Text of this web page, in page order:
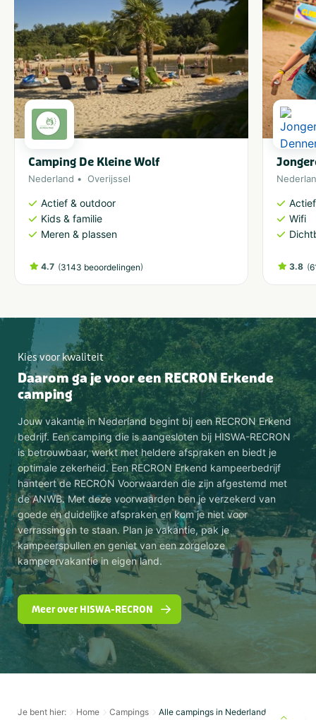
Camping De Kleine Wolf
Nederland Overijssel
Actief & outdoor
Kids & familie
Meren & plassen
4.7 (3143 beoordelingen)
Wifi
3.8 (
Kies voor kwaliteit
Daarom ga je voor een RECRON Erkende
camping
Jouw vakantie in Nederland begint bij een RECRON Erkend
bedrijf. Een camping die is aangesloten bij HISWA-RECRON
is betrouwbaar, werkt met heldere afspraken en biedt je
optimale zekerheid. Een RECRON Erkend kampeerbedrijf
hanteert de RECRON Voorwaarden die zijn afgestemd met
de ANWB. Met deze voorwaarden ben je verzekerd van
goede en duidelijke afspraken en kom je niet voor
verrassingen te staan. Plan je vakantie, pak je
kampeerspullen en geniet van een zorgeloze
kampeervakantie in eigen land.
Meer over HISWA-RECRON
Je bent hier: Home Campings Alle campings in Nederland